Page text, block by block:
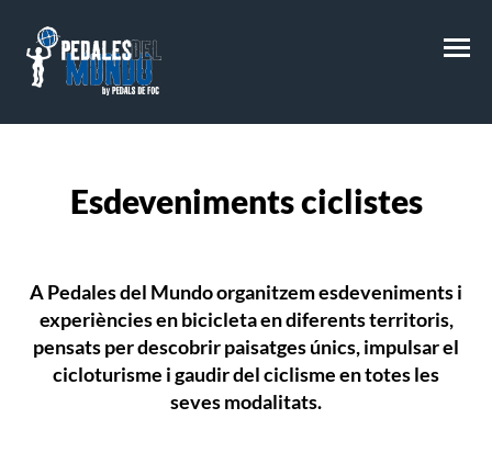
Esdeveniments ciclistes
APedales del Mundoorganitzemesdeveniments i
experiències en bicicletaen diferents territoris,
pensats per descobrir paisatges únics, impulsar el
cicloturisme i gaudir del ciclisme en totes les
seves modalitats.